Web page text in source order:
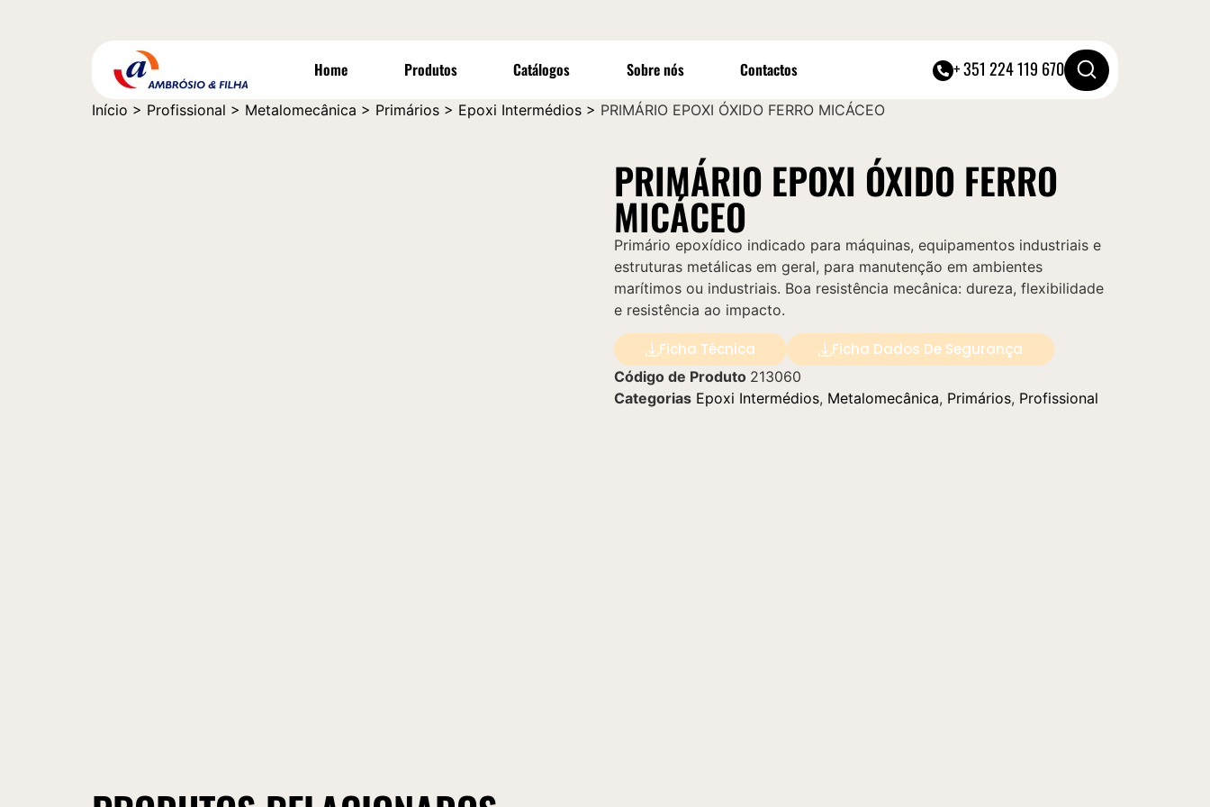
Home Produtos Catálogos Sobre nós Contactos + 351 224 119 670
Início > Profissional > Metalomecânica > Primários > Epoxi Intermédios > PRIMÁRIO EPOXI ÓXIDO FERRO MICÁCEO
PRIMÁRIO EPOXI ÓXIDO FERRO
MICÁCEO
Primário epoxídico indicado para máquinas, equipamentos industriais e
estruturas metálicas em geral, para manutenção em ambientes
marítimos ou industriais. Boa resistência mecânica: dureza, flexibilidade
e resistência ao impacto.
Ficha Técnica Ficha Dados De Segurança
Código de Produto 213060
Categorias Epoxi Intermédios, Metalomecânica, Primários, Profissional